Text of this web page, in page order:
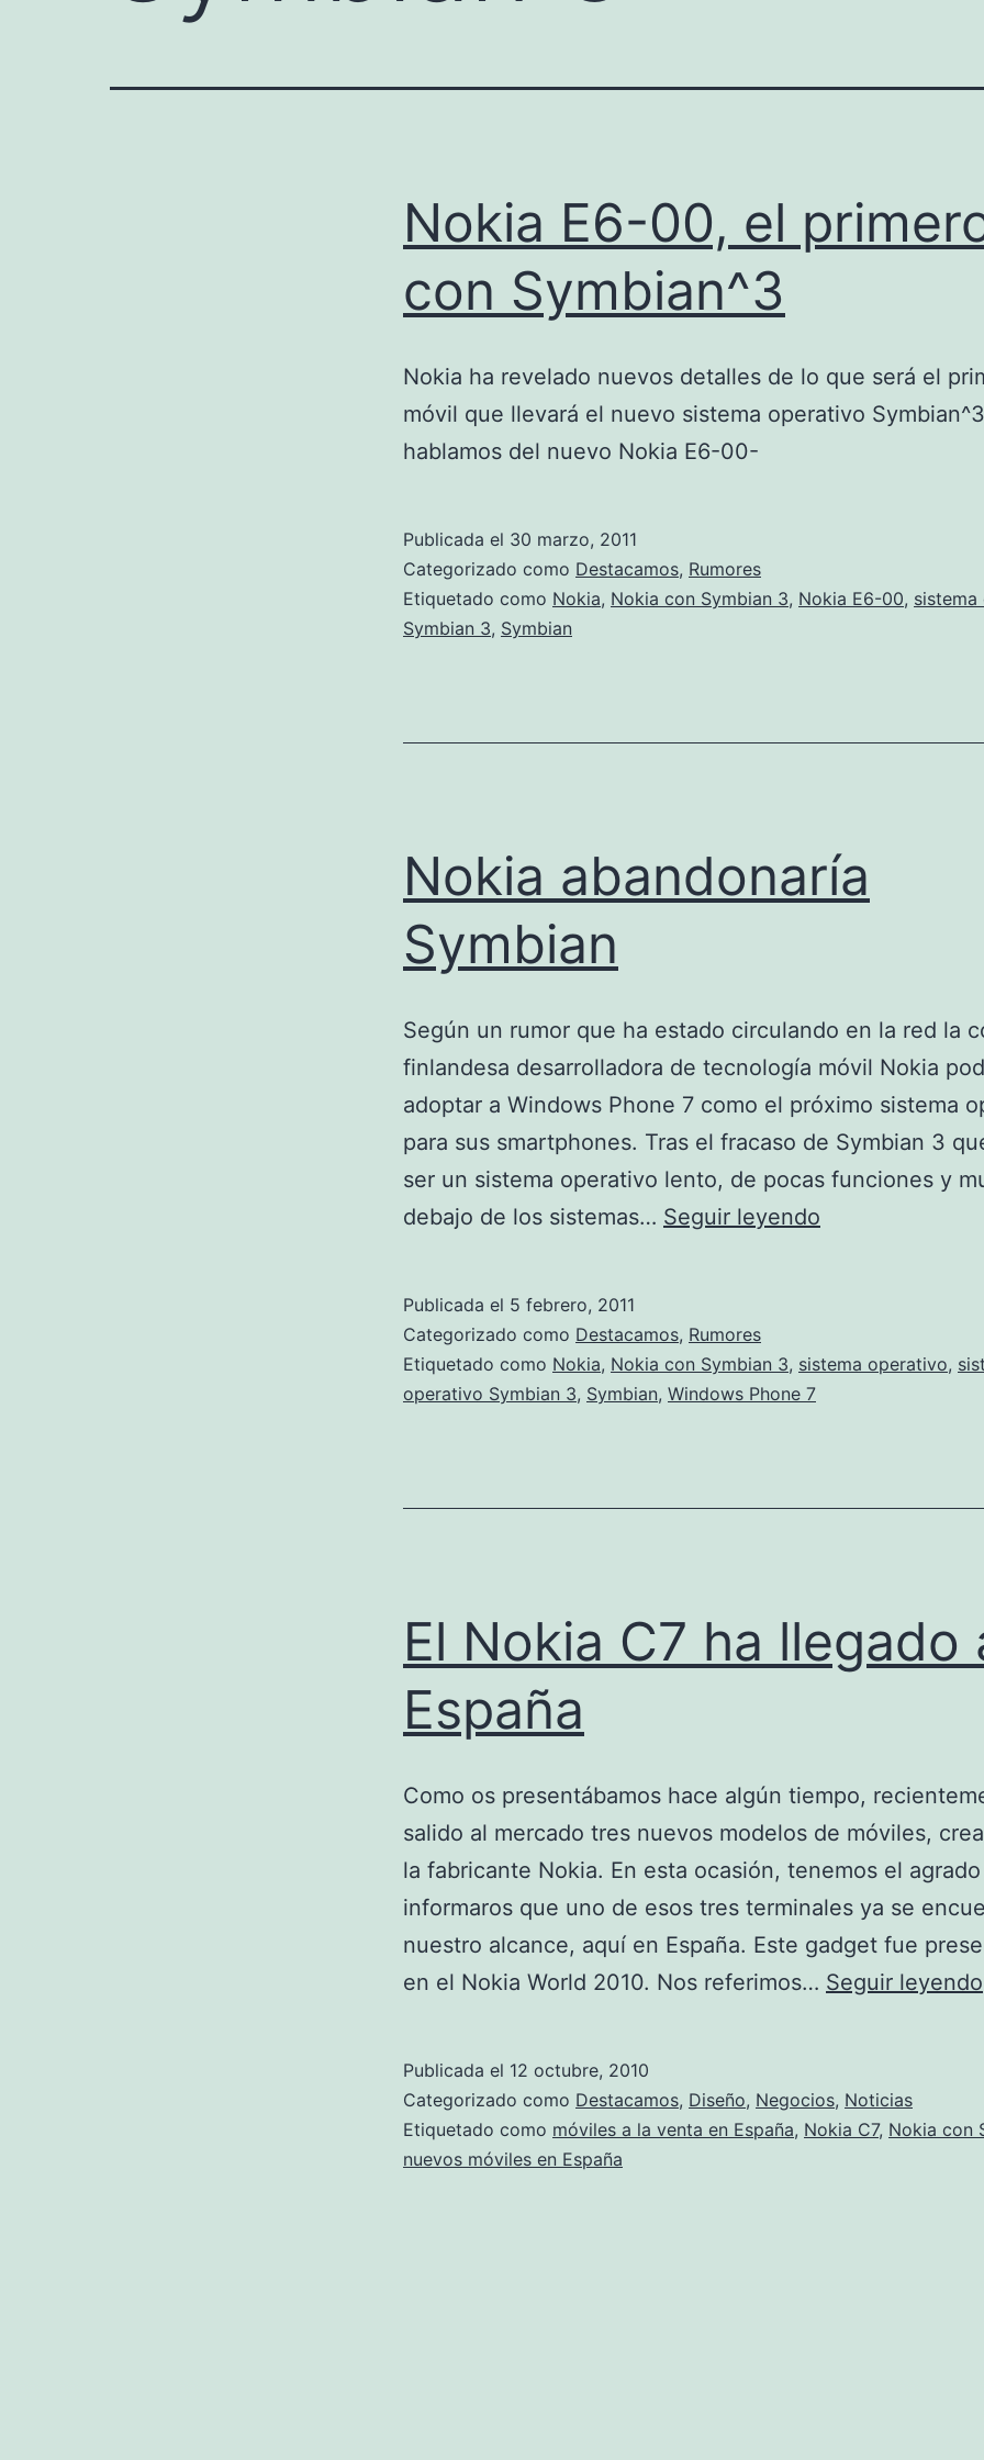
Nokia E6-00, el
con Symbian^3
Nokia ha revelado nuevos detalles de lo que será el
móvil que llevará el nuevo sistema operativo
hablamos del nuevo Nokia E6-00-
Publicada el 30 marzo, 2011
Categorizado como Destacamos, Rumores
Etiquetado como Nokia, Nokia con Symbian 3, Nokia E6-00,
Symbian 3, Symbian
Nokia abandonaría
Symbian
Según un rumor que ha estado circulando en la red la
finlandesa desarrolladora de tecnología móvil Nokia
adoptar a Windows Phone 7 como el próximo sistema
para sus smartphones. Tras el fracaso de Symbian 3
ser un sistema operativo lento, de pocas funciones y
debajo de los sistemas… Seguir leyendo
Publicada el 5 febrero, 2011
Categorizado como Destacamos, Rumores
Etiquetado como Nokia, Nokia con Symbian 3, sistema operativo,
operativo Symbian 3, Symbian, Windows Phone 7
El Nokia C7 ha llegado
España
Como os presentábamos hace algún tiempo,
salido al mercado tres nuevos modelos de móviles,
la fabricante Nokia. En esta ocasión, tenemos el
informaros que uno de esos tres terminales ya se
nuestro alcance, aquí en España. Este gadget fue
en el Nokia World 2010. Nos referimos… Seguir leyendo
Publicada el 12 octubre, 2010
Categorizado como Destacamos, Diseño, Negocios, Noticias
Etiquetado como móviles a la venta en España, Nokia C7, Nokia con
nuevos móviles en España